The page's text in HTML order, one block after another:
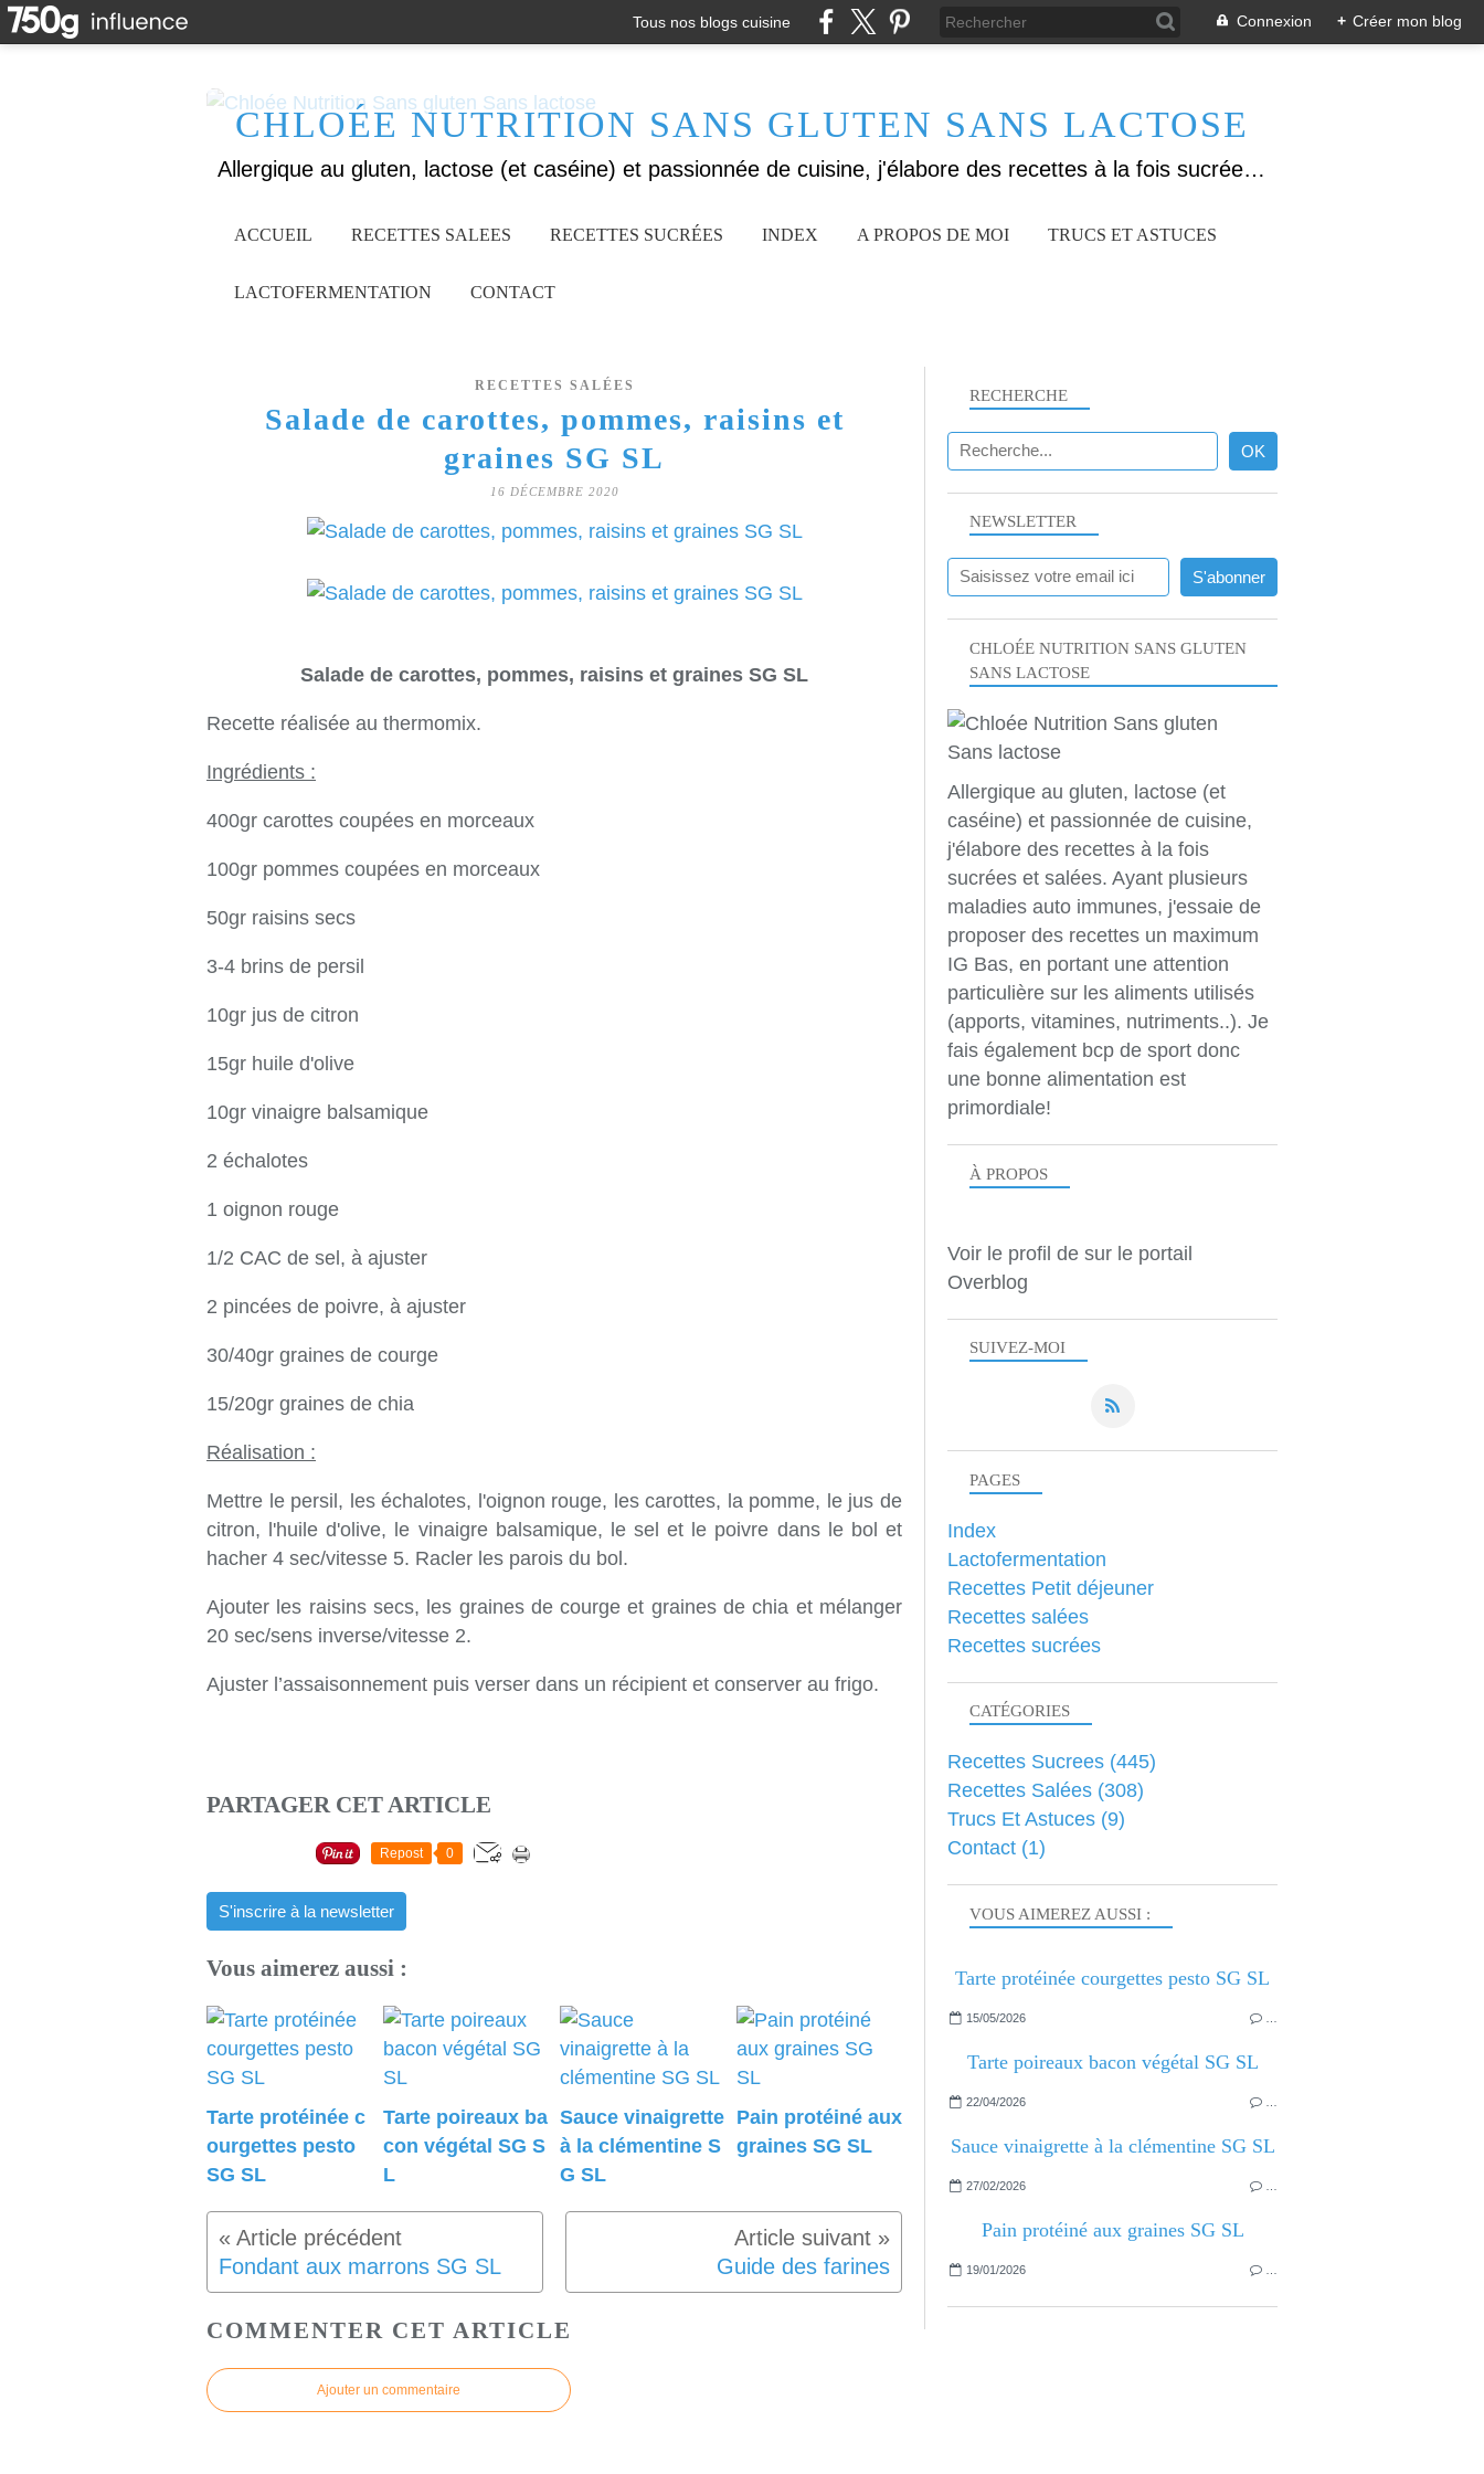
Tous nos blogs cuisine Connexion + Créer mon blog
CHLOÉE NUTRITION SANS GLUTEN SANS LACTOSE
Allergique au gluten, lactose (et caséine) et passionnée de cuisine, j'élabore des recettes à la fois sucrées et salées. Ayant plusieurs maladies auto immunes, j'essaie de proposer des recettes un maximum IG Bas, en portant une attention particulière sur les aliments utilisés (apports, vitamines, nutriments..). Je fais également bcp de sport donc une bonne alimentation est primordiale!
ACCUEIL RECETTES SALEES RECETTES SUCRÉES INDEX A PROPOS DE MOI TRUCS ET ASTUCES
LACTOFERMENTATION CONTACT
RECETTES SALÉES
Salade de carottes, pommes, raisins et
graines SG SL
16 DÉCEMBRE 2020
Salade de carottes, pommes, raisins et graines SG SL
Recette réalisée au thermomix.
Ingrédients :
400gr carottes coupées en morceaux
100gr pommes coupées en morceaux
50gr raisins secs
3-4 brins de persil
10gr jus de citron
15gr huile d'olive
10gr vinaigre balsamique
2 échalotes
1 oignon rouge
1/2 CAC de sel, à ajuster
2 pincées de poivre, à ajuster
30/40gr graines de courge
15/20gr graines de chia
Réalisation :
Mettre le persil, les échalotes, l'oignon rouge, les carottes, la pomme, le jus de
citron, l'huile d'olive, le vinaigre balsamique, le sel et le poivre dans le bol et
hacher 4 sec/vitesse 5. Racler les parois du bol.
Ajouter les raisins secs, les graines de courge et graines de chia et mélanger
20 sec/sens inverse/vitesse 2.
Ajuster l’assaisonnement puis verser dans un récipient et conserver au frigo.
PARTAGER CET ARTICLE
Repost 0
S'inscrire à la newsletter
Vous aimerez aussi :
Tarte protéinée c
ourgettes pesto
SG SL
Tarte poireaux ba
con végétal SG S
L
Sauce vinaigrette
à la clémentine S
G SL
Pain protéiné aux
graines SG SL
Fondant aux marrons SG SL Guide des farines
COMMENTER CET ARTICLE
Ajouter un commentaire
NEWSLETTER
SUIVEZ-MOI
RECHERCHE
CHLOÉE NUTRITION SANS GLUTEN
SANS LACTOSE
Allergique au gluten, lactose (et
caséine) et passionnée de cuisine,
j'élabore des recettes à la fois
sucrées et salées. Ayant plusieurs
maladies auto immunes, j'essaie de
proposer des recettes un maximum
IG Bas, en portant une attention
particulière sur les aliments utilisés
(apports, vitamines, nutriments..). Je
fais également bcp de sport donc
une bonne alimentation est
primordiale!
À PROPOS
Voir le profil de sur le portail
Overblog
VOUS AIMEREZ AUSSI :
Tarte protéinée courgettes pesto SG SL
15/05/2026
Tarte poireaux bacon végétal SG SL
22/04/2026
Sauce vinaigrette à la clémentine SG SL
27/02/2026
Pain protéiné aux graines SG SL
19/01/2026
PAGES
Index
Lactofermentation
Recettes Petit déjeuner
Recettes salées
Recettes sucrées
CATÉGORIES
Recettes Sucrees (445)
Recettes Salées (308)
Trucs Et Astuces (9)
Contact (1)